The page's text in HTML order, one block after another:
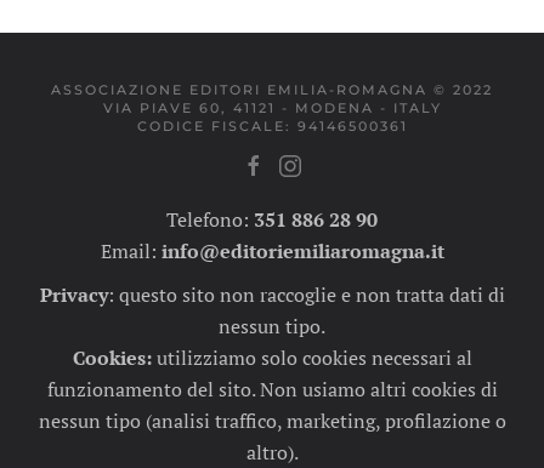
ASSOCIAZIONE EDITORI EMILIA-ROMAGNA © 2022
VIA PIAVE 60, 41121 - MODENA - ITALY
CODICE FISCALE: 94146500361
Telefono: 351 886 28 90
Email: info@editoriemiliaromagna.it
Privacy: questo sito non raccoglie e non tratta dati di
nessun tipo.
Cookies:utilizziamo solo cookies necessari al
funzionamento del sito. Non usiamo altri cookies di
nessun tipo (analisi traffico, marketing, profilazione o
altro).